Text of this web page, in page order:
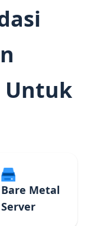
Untuk
Bare Metal
Server